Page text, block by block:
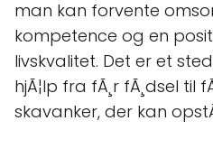
man kan forvente
kompetence og en
livskvalitet. Det er et
hjÃ¦lp fra fÃ¸r fÃ¸dsel til
skavanker, der kan